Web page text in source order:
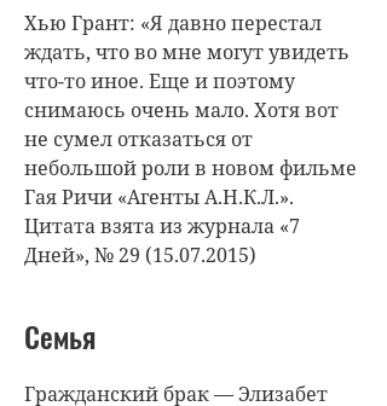
Хью Грант: «Я давно перестал
ждать, что во мне могут увидеть
что-то иное. Еще и поэтому
снимаюсь очень мало. Хотя вот
не сумел отказаться от
небольшой роли в новом фильме
Гая Ричи «Агенты А.Н.К.Л.».
Цитата взята из журнала «7
Дней», № 29 (15.07.2015)
Семья
Гражданский брак — Элизабет